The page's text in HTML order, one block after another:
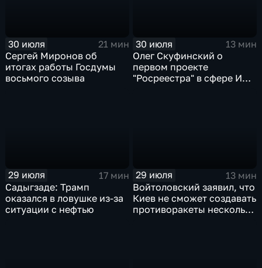
30 июля
21 мин
Сергей Миронов об
итогах работы Госдумы
восьмого созыва
30 июля
13 мин
Олег Скуфинский о
первом проекте
"Росреестра" в сфере ИИ
29 июля
17 мин
Садыгзаде: Трамп
оказался в ловушке из-за
ситуации с нефтью
29 июля
13 мин
Войтоловский заявил, что
Киев не сможет создавать
противоракеты несколько